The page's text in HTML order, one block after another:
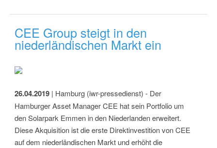
CEE Group steigt in den
niederländischen Markt ein
26.04.2019 | Hamburg (iwr-pressedienst) - Der
Hamburger Asset Manager CEE hat sein Portfolio um
den Solarpark Emmen in den Niederlanden erweitert.
Diese Akquisition ist die erste Direktinvestition von CEE
auf dem niederländischen Markt und erhöht die